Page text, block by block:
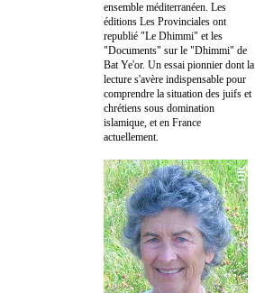
ensemble méditerranéen. Les
éditions Les Provinciales ont
republié "Le Dhimmi" et les
"Documents" sur le "Dhimmi" de
Bat Ye'or. Un essai pionnier dont la
lecture s'avère indispensable pour
comprendre la situation des juifs et
chrétiens sous domination
islamique, et en France
actuellement.